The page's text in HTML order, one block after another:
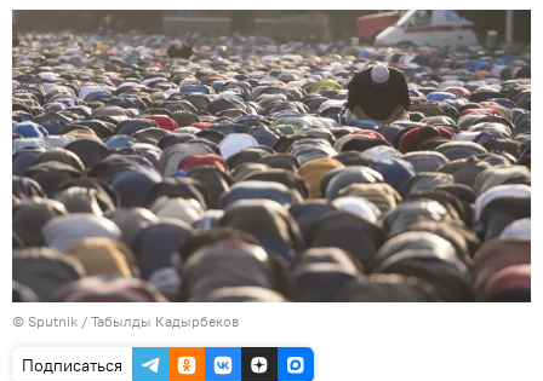
© Sputnik / Табылды Кадырбеков
Подписаться